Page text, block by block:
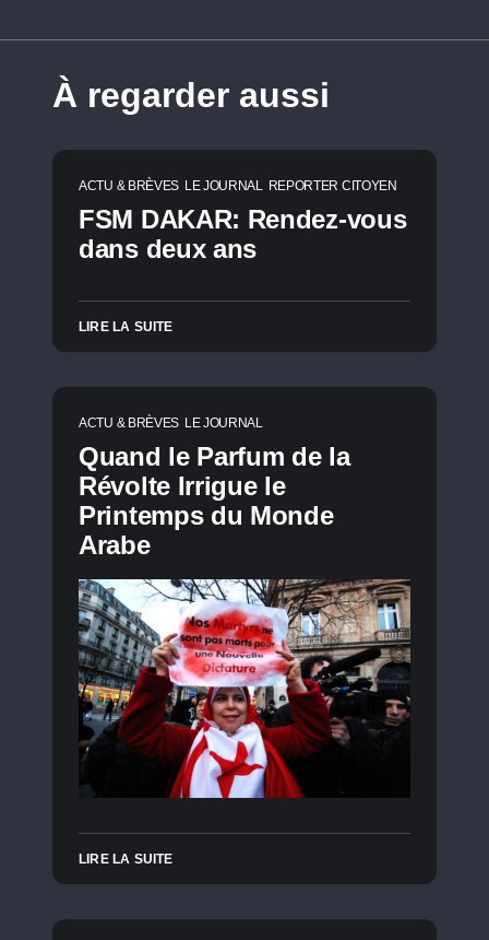
À regarder aussi
ACTU & BRÈVES LE JOURNAL REPORTER CITOYEN
FSM DAKAR: Rendez-vous
dans deux ans
LIRE LA SUITE
ACTU & BRÈVES LE JOURNAL
Quand le Parfum de la
Révolte Irrigue le
Printemps du Monde
Arabe
LIRE LA SUITE